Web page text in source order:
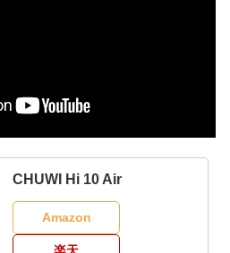
CHUWI Hi 10 Air
Amazon